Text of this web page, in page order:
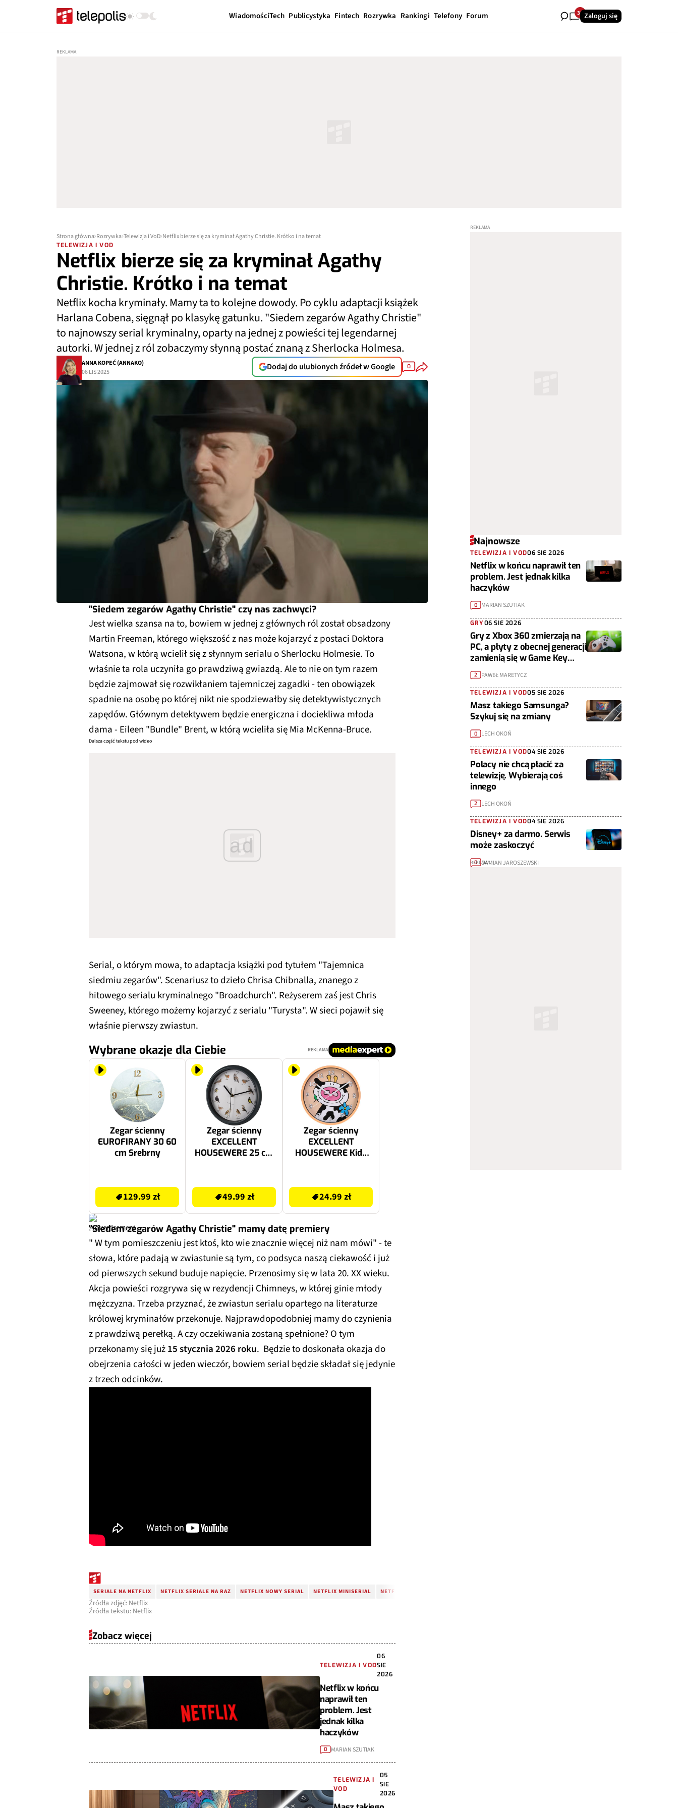
WiadomościTech Publicystyka Fintech Rozrywka Rankingi Telefony Forum 38Zaloguj się
Strona główna Rozrywka Telewizja i VoD Netflix bierze się za kryminał Agathy Christie. Krótko i na temat
TELEWIZJA I VOD
Netflix bierze się za kryminał Agathy
Christie. Krótko i na temat
Netflix kocha kryminały. Mamy ta to kolejne dowody. Po cyklu adaptacji książek
Harlana Cobena, sięgnął po klasykę gatunku. "Siedem zegarów Agathy Christie"
to najnowszy serial kryminalny, oparty na jednej z powieści tej legendarnej
autorki. W jednej z ról zobaczymy słynną postać znaną z Sherlocka Holmesa.
ANNA KOPEĆ (ANNAKO)
06 LIS 2025
Dodaj do ulubionych źródeł w Google 0
"Siedem zegarów Agathy Christie" czy nas zachwyci?
Jest wielka szansa na to, bowiem w jednej z głównych ról został obsadzony
Martin Freeman, którego większość z nas może kojarzyć z postaci Doktora
Watsona, w którą wcielił się z słynnym serialu o Sherlocku Holmesie. To
właśnie ta rola uczyniła go prawdziwą gwiazdą. Ale to nie on tym razem
będzie zajmował się rozwikłaniem tajemniczej zagadki - ten obowiązek
spadnie na osobę po której nikt nie spodziewałby się detektywistycznych
zapędów. Głównym detektywem będzie energiczna i dociekliwa młoda
dama - Eileen "Bundle" Brent, w którą wcieliła się Mia McKenna-Bruce.
Dalsza część tekstu pod wideo
ad
Serial, o którym mowa, to adaptacja książki pod tytułem "Tajemnica
siedmiu zegarów". Scenariusz to dzieło Chrisa Chibnalla, znanego z
hitowego serialu kryminalnego "Broadchurch". Reżyserem zaś jest Chris
Sweeney, którego możemy kojarzyć z serialu "Turysta". W sieci pojawił się
właśnie pierwszy zwiastun.
Wybrane okazje dla Ciebie REKLAMA
Zegar ścienny
EUROFIRANY 30 60
cm Srebrny
129.99 zł
Zegar ścienny
EXCELLENT
HOUSEWERE 25 cm
49.99 zł
Zegar ścienny
EXCELLENT
HOUSEWERE Kids
24.99 zł
"Siedem zegarów Agathy Christie" mamy datę premiery
" W tym pomieszczeniu jest ktoś, kto wie znacznie więcej niż nam mówi" - te
słowa, które padają w zwiastunie są tym, co podsyca naszą ciekawość i już
od pierwszych sekund buduje napięcie. Przenosimy się w lata 20. XX wieku.
Akcja powieści rozgrywa się w rezydencji Chimneys, w której ginie młody
mężczyzna. Trzeba przyznać, że zwiastun serialu opartego na literaturze
królowej kryminałów przekonuje. Najprawdopodobniej mamy do czynienia
z prawdziwą perełką. A czy oczekiwania zostaną spełnione? O tym
przekonamy się już15 stycznia 2026 roku. Będzie to doskonała okazja do
obejrzenia całości w jeden wieczór, bowiem serial będzie składał się jedynie
z trzech odcinków.
SERIALE NA NETFLIX NETFLIX SERIALE NA RAZ NETFLIX NOWY SERIAL NETFLIX MINISERIAL NETFLIX SERIALE
Źródła zdjęć: Netflix
Źródła tekstu: Netflix
Zobacz więcej
TELEWIZJA I VOD
06
SIE
2026
Netflix w końcu
naprawił ten
problem. Jest
jednak kilka
haczyków
0 MARIAN SZUTIAK
TELEWIZJA I
VOD
05
SIE
2026
Najnowsze
TELEWIZJA I VOD06 SIE 2026
Netflix w końcu naprawił ten
problem. Jest jednak kilka
haczyków
0 MARIAN SZUTIAK
GRY06 SIE 2026
Gry z Xbox 360 zmierzają na
PC, a płyty z obecnej generacji
zamienią się w Game Key
Cardy
2 PAWEŁ MARETYCZ
TELEWIZJA I VOD05 SIE 2026
Masz takiego Samsunga?
Szykuj się na zmiany
0 LECH OKOŃ
TELEWIZJA I VOD04 SIE 2026
Polacy nie chcą płacić za
telewizję. Wybierają coś
innego
2 LECH OKOŃ
TELEWIZJA I VOD04 SIE 2026
Disney+ za darmo. Serwis
może zaskoczyć
0 DAMIAN JAROSZEWSKI